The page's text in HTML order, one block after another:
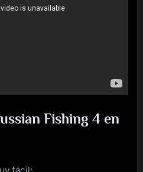
Fishing 4 en